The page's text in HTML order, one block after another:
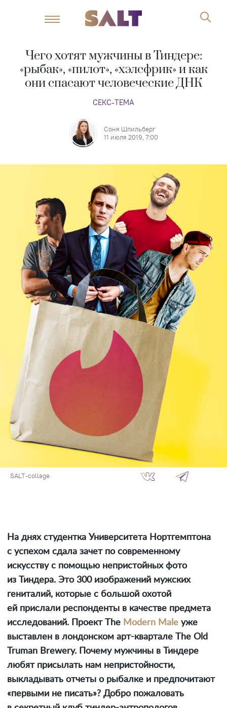
Чего хотят мужчины в Тиндере:
«рыбак», «пилот», «хэлсфрик» и как
они спасают человеческие ДНК
СЕКС-ТЕМА
Соня Шпильберг
11 июля 2019, 7:00
SALT-collage
На днях студентка Университета Нортгемптона
с успехом сдала зачет по современному
искусству с помощью непристойных фото
из Тиндера. Это 300 изображений мужских
гениталий, которые с большой охотой
ей прислали респонденты в качестве предмета
исследований. Проект The Modern Male уже
выставлен в лондонском арт-квартале The Old
Truman Brewery. Почему мужчины в Тиндере
любят присылать нам непристойности,
выкладывать отчеты о рыбалке и предпочитают
«первыми не писать»? Добро пожаловать